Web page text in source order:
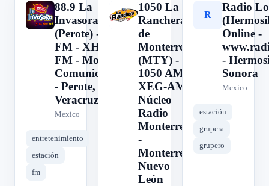
8
88.9 La
Invasora
(Perote) - 88.9
FM - XHBE-
FM - Molina
Comunicaciones
- Perote,
Veracruz
Mexico
entretenimiento
estación
fm
1
1050 La
Ranchera
de
Monterrey
(MTY) -
1050 AM -
XEG-AM -
Núcleo
Radio
Monterrey
-
Monterrey,
Nuevo
León
R
Radio
Online -
-
Sonora
Mexico
estación
grupera
grupero